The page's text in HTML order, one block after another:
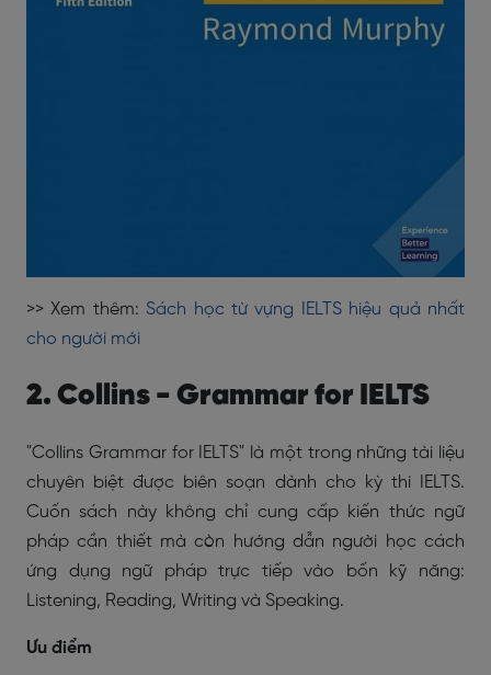
>> Xem thêm: Sách học từ vựng IELTS hiệu quả nhất
cho người mới
2. Collins - Grammar for IELTS
"Collins Grammar for IELTS" là một trong những tài liệu
chuyên biệt được biên soạn dành cho kỳ thi IELTS.
Cuốn sách này không chỉ cung cấp kiến thức ngữ
pháp cần thiết mà còn hướng dẫn người học cách
ứng dụng ngữ pháp trực tiếp vào bốn kỹ năng:
Listening, Reading, Writing và Speaking.
Ưu điểm